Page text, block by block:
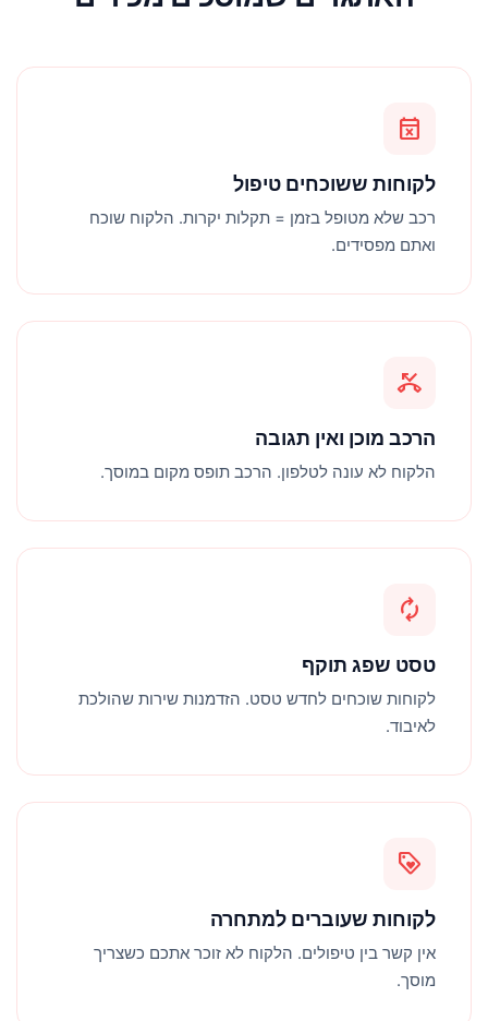
event_busy
לקוחות ששוכחים טיפול
רכב שלא מטופל בזמן = תקלות יקרות. הלקוח שוכח
ואתם מפסידים.
phone_missed
הרכב מוכן ואין תגובה
הלקוח לא עונה לטלפון. הרכב תופס מקום במוסך.
autorenew
טסט שפג תוקף
לקוחות שוכחים לחדש טסט. הזדמנות שירות שהולכת
לאיבוד.
loyalty
לקוחות שעוברים למתחרה
אין קשר בין טיפולים. הלקוח לא זוכר אתכם כשצריך
מוסך.